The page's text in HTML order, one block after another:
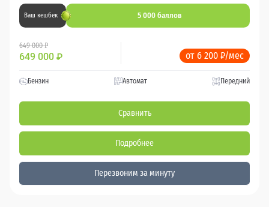
Ваш кешбек 5 000 баллов
649 000 ₽
649 000 ₽ от 6 200 ₽/мес
Бензин Автомат Передний
Сравнить
Подробнее
Перезвоним за минуту